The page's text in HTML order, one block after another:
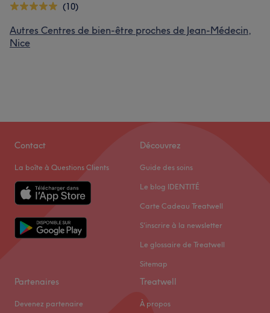
(10)
Autres Centres de bien-être proches de Jean-Médecin,
Nice
Contact
La boîte à Questions Clients
Découvrez
Guide des soins
Le blog IDENTITÉ
Carte Cadeau Treatwell
S'inscrire à la newsletter
Le glossaire de Treatwell
Sitemap
Partenaires
Devenez partenaire
Treatwell
À propos